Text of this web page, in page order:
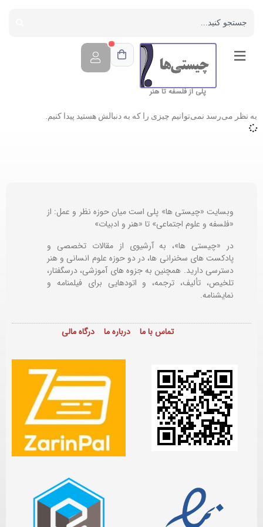
پلی از فلسفه تا هنر
به نظر می‌رسد نمی‌توانیم چیزی را که به دنبالش هستید پیدا کنیم.
وبسایت «چیستی ها» پلی است میان حوزه نظر و عمل: از
«فلسفه و علوم اجتماعی» تا «هنر و ادبیات»
در «چیستی ها»، به آرشیوی از مقالات تخصصی و
پادکست های سخنرانی ها، در دو حوزه علوم انسانی و هنر
دسترسی دارید. همچنین به جزوه های آموزشی، درسگفتار،
تلخیص، تألیف، ترجمه، و اتودهایی برایفیلمنامه و
نمایشنامه.
تماس با ما درباره ما درگاه مالی